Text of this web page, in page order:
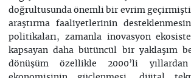
doğrultusunda önemli bir evrim
araştırma faaliyetlerinin
politikaları, zamanla inovasyon
kapsayan daha bütüncül bir yaklaşım
dönüşüm özellikle 2000’li